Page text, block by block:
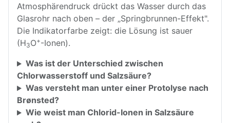
Atmosphärendruck drückt das Wasser durch das
Glasrohr nach oben – der „Springbrunnen-Effekt".
Die Indikatorfarbe zeigt: die Lösung ist sauer
(H3O+-Ionen).
Was ist der Unterschied zwischen
Chlorwasserstoff und Salzsäure?
Was versteht man unter einer Protolyse nach
Brønsted?
Wie weist man Chlorid-Ionen in Salzsäure